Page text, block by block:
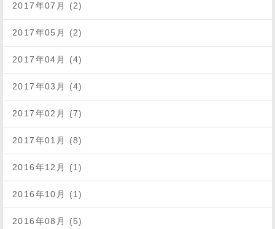
2017年07月 (2)
2017年05月 (2)
2017年04月 (4)
2017年03月 (4)
2017年02月 (7)
2017年01月 (8)
2016年12月 (1)
2016年10月 (1)
2016年08月 (5)